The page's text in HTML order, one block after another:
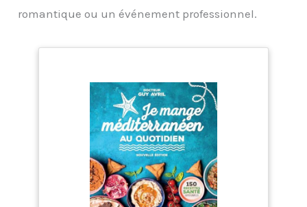
romantique ou un événement professionnel.